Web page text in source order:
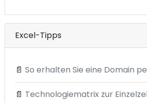
Excel-Tipps
📄 So erhalten Sie eine Domain
📄 Technologiematrix zur